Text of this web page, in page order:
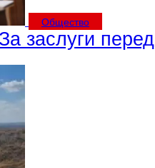
Общество
заслуги